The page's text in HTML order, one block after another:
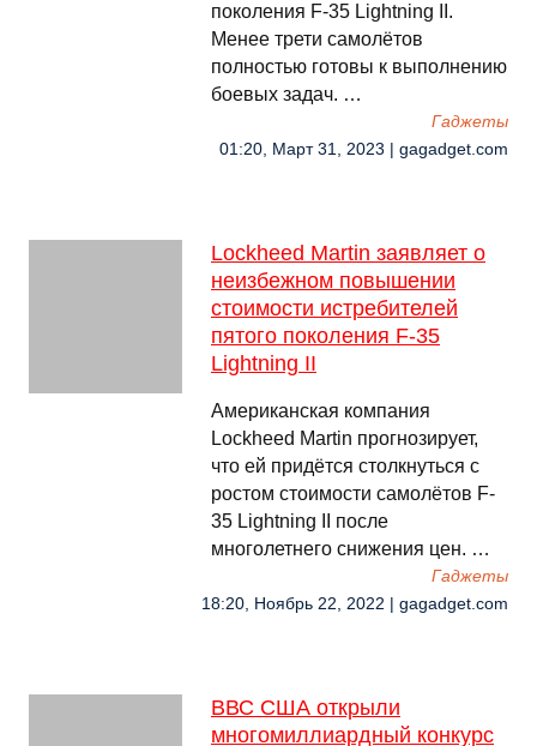
поколения F-35 Lightning II.
Менее трети самолётов
полностью готовы к выполнению
боевых задач. …
Гаджеты
01:20, Март 31, 2023 | gagadget.com
Lockheed Martin заявляет о
неизбежном повышении
стоимости истребителей
пятого поколения F-35
Lightning II
Американская компания
Lockheed Martin прогнозирует,
что ей придётся столкнуться с
ростом стоимости самолётов F-
35 Lightning II после
многолетнего снижения цен. …
Гаджеты
18:20, Ноябрь 22, 2022 | gagadget.com
ВВС США открыли
многомиллиардный конкурс